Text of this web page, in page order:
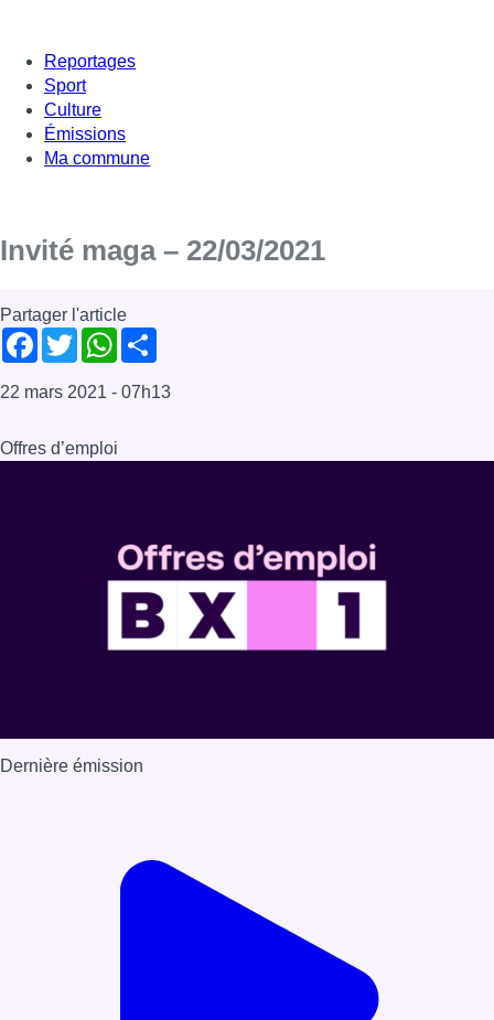
Reportages
Sport
Culture
Émissions
Ma commune
Invité maga – 22/03/2021
Partager l'article
Facebook
TwitterWhatsApp
22 mars 2021 - 07h13
Offres d’emploi
Dernière émission